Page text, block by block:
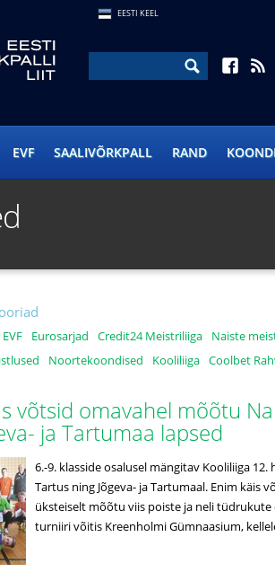
EESTI KEEL
EVF SAALIVÕRKPALL RAND
EVF Eurosarjad Credit24 Meistriliiga
Naiste
Noortekoondised Kooliliiga Coolbet
võtsid omavahel mõõtu
ja Tartumaa lapsed
6.-9. klasside osalusel mängitav Kooliliiga
Tartus ning Jõgeva- ja Tartumaal. Enim käis
üksteiselt mõõtu viis poiste ja neli tüdrukute
turniiri võitis Kreenholmi Gümnaasium,